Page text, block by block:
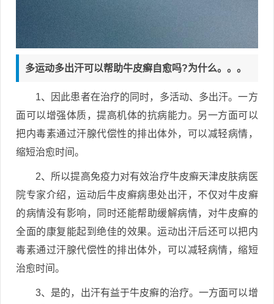
多运动多出汗可以帮助牛皮癣自愈吗?为什么。。。
1、因此患者在治疗的同时，多活动、多出汗。一方
面可以增强体质，提高机体的抗病能力。另一方面可以
把内毒素通过汗腺代偿性的排出体外，可以减轻病情，
缩短治愈时间。
2、所以提高免疫力对有效治疗牛皮癣天津皮肤病医
院专家介绍，运动后牛皮癣病患处出汗，不仅对牛皮癣
的病情没有影响，同时还能帮助缓解病情，对牛皮癣的
全面的康复能起到绝佳的效果。运动出汗后还可以把内
毒素通过汗腺代偿性的排出体外，可以减轻病情，缩短
治愈时间。
3、是的，出汗有益于牛皮癣的治疗。一方面可以增